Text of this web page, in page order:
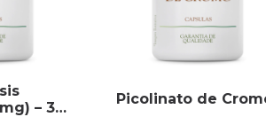
– 30
Picolinato de